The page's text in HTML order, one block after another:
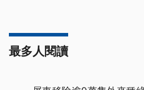
最多人閱讀